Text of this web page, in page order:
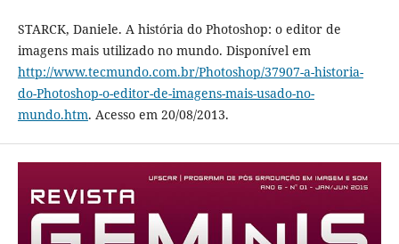
STARCK, Daniele. A história do Photoshop: o editor de
imagens mais utilizado no mundo. Disponível em
http://www.tecmundo.com.br/Photoshop/37907-a-historia-
do-Photoshop-o-editor-de-imagens-mais-usado-no-
mundo.htm. Acesso em 20/08/2013.